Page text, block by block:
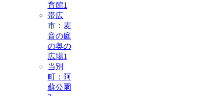
育館1
帯広
市：麦
音の庭
の奥の
広場1
当別
町：阿
蘇公園